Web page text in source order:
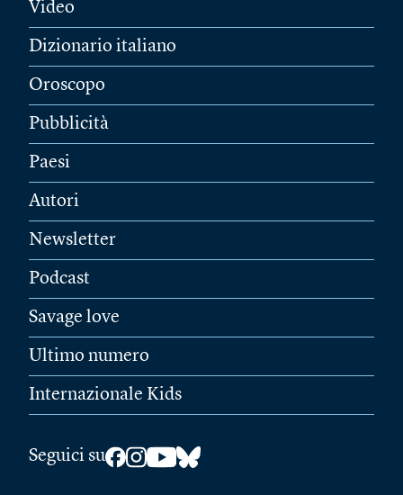
Video
Dizionario italiano
Oroscopo
Pubblicità
Paesi
Autori
Newsletter
Podcast
Savage love
Ultimo numero
Internazionale Kids
Seguici su